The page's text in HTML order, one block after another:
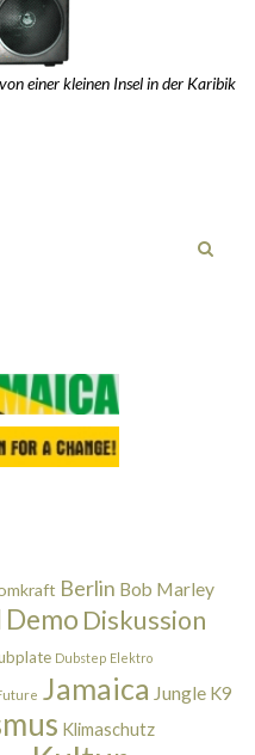
einer kleinen Insel in der Karibik
Berlin Bob Marley
Demo Diskussion
Dubstep Elektro
Jamaica Jungle K9
Klimaschutz